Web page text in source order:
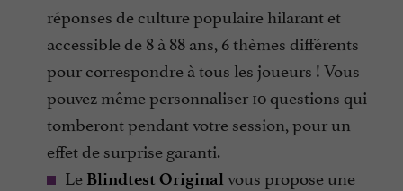
réponses de culture populaire hilarant et
accessible de 8 à 88 ans, 6 thèmes différents
pour correspondre à tous les joueurs ! Vous
pouvez même personnaliser 10 questions qui
tomberont pendant votre session, pour un
effet de surprise garanti.
Le Blindtest Original vous propose une